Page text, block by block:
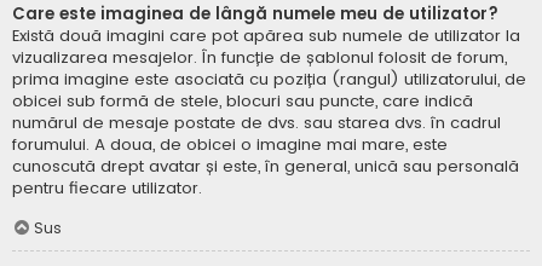
Care este imaginea de lângă numele meu de utilizator?
Există două imagini care pot apărea sub numele de utilizator la
vizualizarea mesajelor. În funcție de șablonul folosit de forum,
prima imagine este asociată cu poziția (rangul) utilizatorului, de
obicei sub formă de stele, blocuri sau puncte, care indică
numărul de mesaje postate de dvs. sau starea dvs. în cadrul
forumului. A doua, de obicei o imagine mai mare, este
cunoscută drept avatar și este, în general, unică sau personală
pentru fiecare utilizator.
Sus